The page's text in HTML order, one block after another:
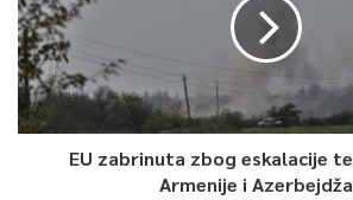
EU zabrinuta zbog eskalacije
Armenije i